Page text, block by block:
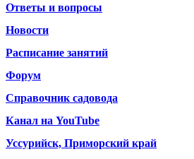
Ответы и вопросы
Новости
Расписание занятий
Форум
Справочник садовода
Канал на YouTube
Уссурийск, Приморский край